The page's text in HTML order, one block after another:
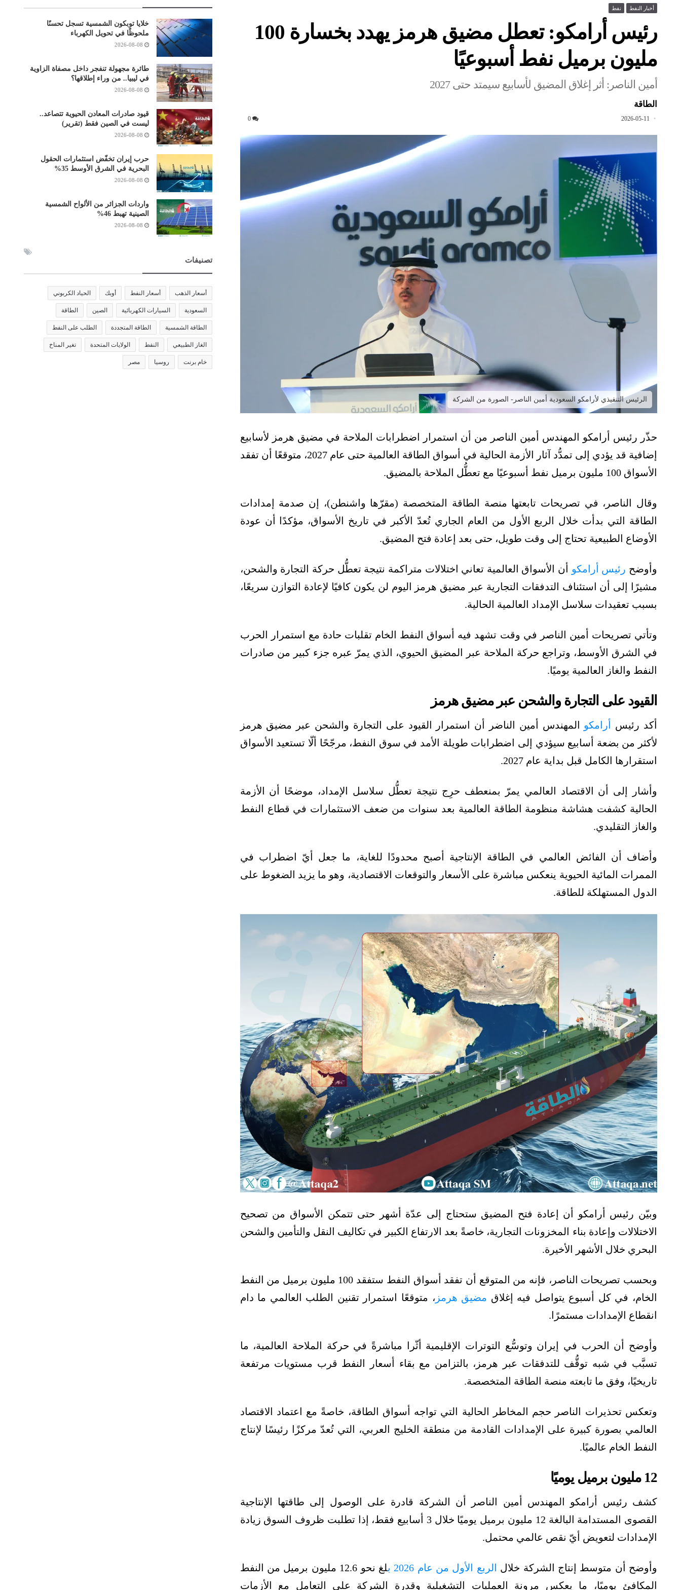
أخبار النفط نفط
رئيس أرامكو: تعطل مضيق هرمز يهدد بخسارة 100
مليون برميل نفط أسبوعيًا
أمين الناصر: أثر إغلاق المضيق لأسابيع سيمتد حتى 2027
الطاقة
2026-05-11
0
الرئيس التنفيذي لأرامكو السعودية أمين الناصر- الصورة من الشركة
حذّر رئيس أرامكو المهندس أمين الناصر من أن استمرار اضطرابات الملاحة في مضيق هرمز لأسابيع
إضافية قد يؤدي إلى تمدُّد آثار الأزمة الحالية في أسواق الطاقة العالمية حتى عام 2027، متوقعًا أن تفقد
الأسواق 100 مليون برميل نفط أسبوعيًا مع تعطُّل الملاحة بالمضيق.
وقال الناصر، في تصريحات تابعتها منصة الطاقة المتخصصة (مقرّها واشنطن)، إن صدمة إمدادات
الطاقة التي بدأت خلال الربع الأول من العام الجاري تُعدّ الأكبر في تاريخ الأسواق، مؤكدًا أن عودة
الأوضاع الطبيعية تحتاج إلى وقت طويل، حتى بعد إعادة فتح المضيق.
وأوضح رئيس أرامكو أن الأسواق العالمية تعاني اختلالات متراكمة نتيجة تعطُّل حركة التجارة والشحن،
مشيرًا إلى أن استئناف التدفقات التجارية عبر مضيق هرمز اليوم لن يكون كافيًا لإعادة التوازن سريعًا،
بسبب تعقيدات سلاسل الإمداد العالمية الحالية.
وتأتي تصريحات أمين الناصر في وقت تشهد فيه أسواق النفط الخام تقلبات حادة مع استمرار الحرب
في الشرق الأوسط، وتراجع حركة الملاحة عبر المضيق الحيوي، الذي يمرّ عبره جزء كبير من صادرات
النفط والغاز العالمية يوميًا.
القيود على التجارة والشحن عبر مضيق هرمز
أكد رئيس أرامكو المهندس أمين الناضر أن استمرار القيود على التجارة والشحن عبر مضيق هرمز
لأكثر من بضعة أسابيع سيؤدي إلى اضطرابات طويلة الأمد في سوق النفط، مرجّحًا ألّا تستعيد الأسواق
استقرارها الكامل قبل بداية عام 2027.
وأشار إلى أن الاقتصاد العالمي يمرّ بمنعطف حرِج نتيجة تعطُّل سلاسل الإمداد، موضحًا أن الأزمة
الحالية كشفت هشاشة منظومة الطاقة العالمية بعد سنوات من ضعف الاستثمارات في قطاع النفط
والغاز التقليدي.
وأضاف أن الفائض العالمي في الطاقة الإنتاجية أصبح محدودًا للغاية، ما جعل أيّ اضطراب في
الممرات المائية الحيوية ينعكس مباشرة على الأسعار والتوقعات الاقتصادية، وهو ما يزيد الضغوط على
الدول المستهلكة للطاقة.
وبيّن رئيس أرامكو أن إعادة فتح المضيق ستحتاج إلى عدّة أشهر حتى تتمكن الأسواق من تصحيح
الاختلالات وإعادة بناء المخزونات التجارية، خاصةً بعد الارتفاع الكبير في تكاليف النقل والتأمين والشحن
البحري خلال الأشهر الأخيرة.
وبحسب تصريحات الناصر، فإنه من المتوقع أن تفقد أسواق النفط ستفقد 100 مليون برميل من النفط
الخام، في كل أسبوع يتواصل فيه إغلاق مضيق هرمز ، متوقعًا استمرار تقنين الطلب العالمي ما دام
انقطاع الإمدادات مستمرًا.
وأوضح أن الحرب في إيران وتوسُّع التوترات الإقليمية أثّرا مباشرةً في حركة الملاحة العالمية، ما
تسبَّب في شبه توقُّف للتدفقات عبر هرمز، بالتزامن مع بقاء أسعار النفط قرب مستويات مرتفعة
تاريخيًا، وفق ما تابعته منصة الطاقة المتخصصة.
وتعكس تحذيرات الناصر حجم المخاطر الحالية التي تواجه أسواق الطاقة، خاصةً مع اعتماد الاقتصاد
العالمي بصورة كبيرة على الإمدادات القادمة من منطقة الخليج العربي، التي تُعدّ مركزًا رئيسًا لإنتاج
النفط الخام عالميًا.
12 مليون برميل يوميًا
كشف رئيس أرامكو المهندس أمين الناصر أن الشركة قادرة على الوصول إلى طاقتها الإنتاجية
القصوى المستدامة البالغة 12 مليون برميل يوميًا خلال 3 أسابيع فقط، إذا تطلبت ظروف السوق زيادة
الإمدادات لتعويض أيّ نقص عالمي محتمل.
وأوضح أن متوسط إنتاج الشركة خلال الربع الأول من عام 2026 ب
لغ نحو 12.6 مليون برميل من النفط
المكافئ يوميًا، ما يعكس مرونة العمليات التشغيلية وقدرة الشركة على التعامل مع الأزمات
خلايا توبكون الشمسية تسجل تحسنًا
ملحوظًا في تحويل الكهرباء
2026-08-08
طائرة مجهولة تنفجر داخل مصفاة الزاوية
في ليبيا.. من وراء إطلاقها؟
2026-08-08
قيود صادرات المعادن الحيوية تتصاعد..
ليست في الصين فقط (تقرير)
2026-08-08
حرب إيران تخفّض استثمارات الحقول
البحرية في الشرق الأوسط 35%
2026-08-08
واردات الجزائر من الألواح الشمسية
الصينية تهبط 46%
2026-08-08
تصنيفات
أسعار الذهب أسعار النفط أوبك الحياد الكربوني
السعودية السيارات الكهربائية الصين الطاقة
الطاقة الشمسية الطاقة المتجددة الطلب على النفط
الغاز الطبيعي النفط الولايات المتحدة تغير المناخ
خام برنت روسيا مصر